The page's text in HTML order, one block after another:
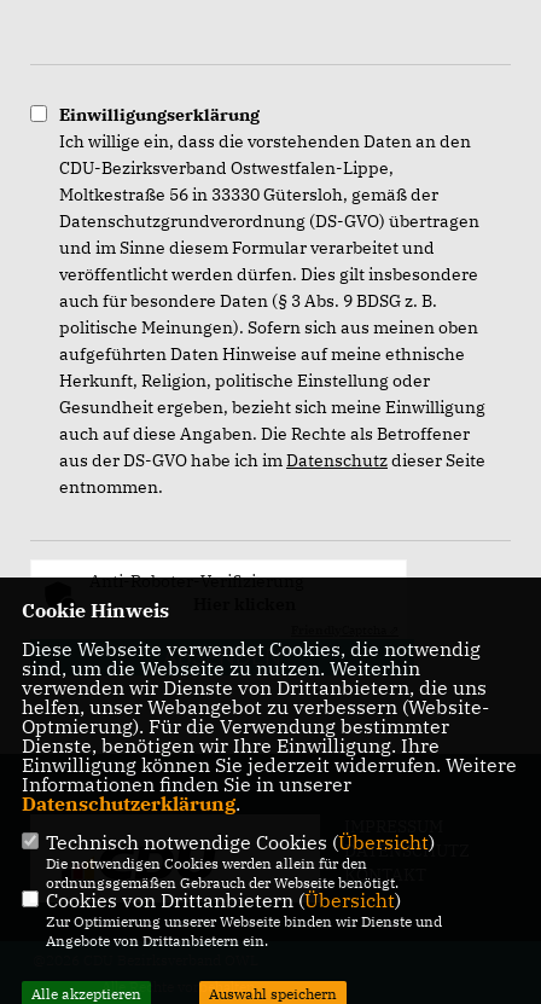
Einwilligungserklärung
Ich willige ein, dass die vorstehenden Daten an den
CDU-Bezirksverband Ostwestfalen-Lippe,
Moltkestraße 56 in 33330 Gütersloh, gemäß der
Datenschutzgrundverordnung (DS-GVO) übertragen
und im Sinne diesem Formular verarbeitet und
veröffentlicht werden dürfen. Dies gilt insbesondere
auch für besondere Daten (§ 3 Abs. 9 BDSG z. B.
politische Meinungen). Sofern sich aus meinen oben
aufgeführten Daten Hinweise auf meine ethnische
Herkunft, Religion, politische Einstellung oder
Gesundheit ergeben, bezieht sich meine Einwilligung
auch auf diese Angaben. Die Rechte als Betroffener
aus der DS-GVO habe ich imDatenschutzdieser Seite
entnommen.
Anti-Roboter-Verifizierung
ABSENDEN
DATENSCHUTZ
KONTAKT
Alle Rechte vorbehalten.
Cookie Hinweis
Diese Webseite verwendet Cookies, die notwendig
sind, um die Webseite zu nutzen. Weiterhin
verwenden wir Dienste von Drittanbietern, die uns
helfen, unser Webangebot zu verbessern (Website-
Optmierung). Für die Verwendung bestimmter
Dienste, benötigen wir Ihre Einwilligung. Ihre
Einwilligung können Sie jederzeit widerrufen. Weitere
Informationen finden Sie in unserer
Datenschutzerklärung.
Technisch notwendige Cookies (Übersicht)
Die notwendigen Cookies werden allein für den
ordnungsgemäßen Gebrauch der Webseite benötigt.
Cookies von Drittanbietern (Übersicht)
Zur Optimierung unserer Webseite binden wir Dienste und
Angebote von Drittanbietern ein.
Alle akzeptieren Auswahl speichern